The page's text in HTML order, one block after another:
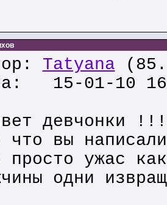
Tatyana
15-01-10
девчонки
что вы написали
просто ужас
одни